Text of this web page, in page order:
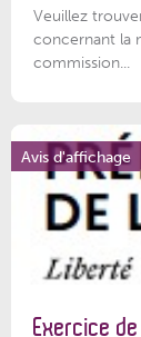
Veuillez
concernant la
commission...
Avis d'affichage
Exercice